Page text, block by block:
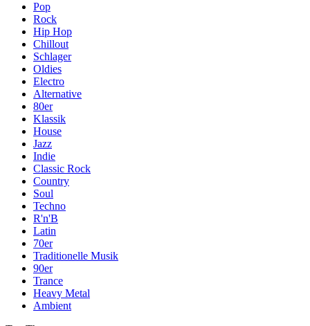
Pop
Rock
Hip Hop
Chillout
Schlager
Oldies
Electro
Alternative
80er
Klassik
House
Jazz
Indie
Classic Rock
Country
Soul
Techno
R'n'B
Latin
70er
Traditionelle Musik
90er
Trance
Heavy Metal
Ambient